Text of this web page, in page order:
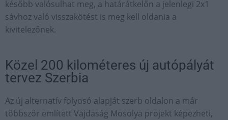
később valósulhat meg, a határátkelőn a jelenlegi 2x1
sávhoz való visszakötést is meg kell oldania a
kivitelezőnek.
Közel 200 kilométeres új autópályát
tervez Szerbia
Az új alternatív folyosó alapját szerb oldalon a már
többször említett Vajdaság Mosolya projekt képezheti,